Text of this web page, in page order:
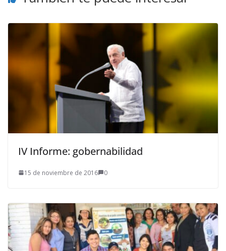
IV Informe: gobernabilidad
15 de noviembre de 2016 0